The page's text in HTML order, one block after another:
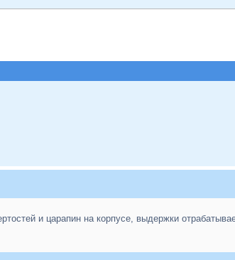
и царапин на корпусе, выдержки